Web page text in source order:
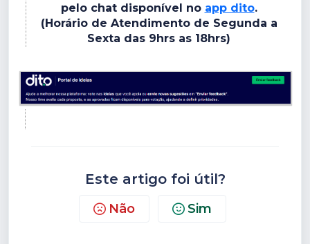
pelo chat disponível no app dito.
(Horário de Atendimento de Segunda a
Sexta das 9hrs as 18hrs)
Este artigo foi útil?
Não Sim